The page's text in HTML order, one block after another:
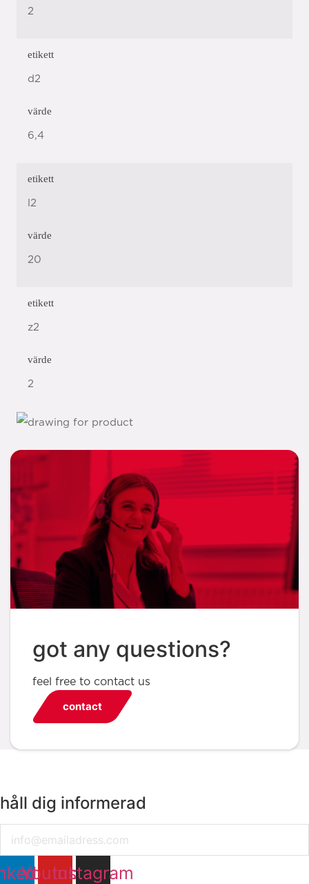
2
etikett
d2
värde
6,4
etikett
l2
värde
20
etikett
z2
värde
2
got any questions?
feel free to contact us
contact
håll dig informerad
Youtube
Instagram